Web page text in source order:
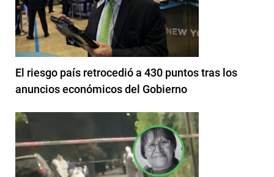
El riesgo país retrocedió a 430 puntos tras los
anuncios económicos del Gobierno